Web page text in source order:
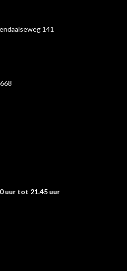
141
uur tot 21.45 uur